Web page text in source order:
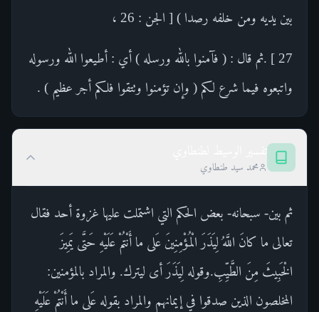
بين يديه ومن خلفه رصدا ) [ الجن : 26 ،
27 ] .ثم قال : ( فآمنوا بالله ورسله ) أي : أطيعوا الله ورسوله
واتبعوه فيما شرع لكم ( وإن تؤمنوا وتتقوا فلكم أجر عظيم ) .
محمد سيد طنطاوي
ثم بين- سبحانه- بعض الحكم التي اشتملت عليها غزوة أحد فقال
تعالى ما كانَ اللَّهُ لِيَذَرَ الْمُؤْمِنِينَ عَلى ما أَنْتُمْ عَلَيْهِ حَتَّى يَمِيزَ
الْخَبِيثَ مِنَ الطَّيِّبِ.وقوله لِيَذَرَ أى ليترك. والمراد بالمؤمنين:
المخلصون الذين صدقوا في إيمانهم والمراد بقوله عَلى ما أَنْتُمْ عَلَيْهِ